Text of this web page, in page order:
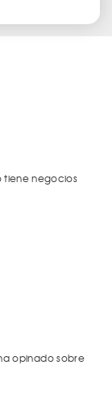
tiene negocios
opinado sobre